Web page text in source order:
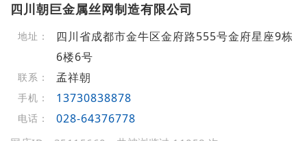
四川朝巨金属丝网制造有限公司
地址：
四川省成都市金牛区金府路555号金府星座9栋
6楼6号
联系： 孟祥朝
手机： 13730838878
电话： 028-64376778